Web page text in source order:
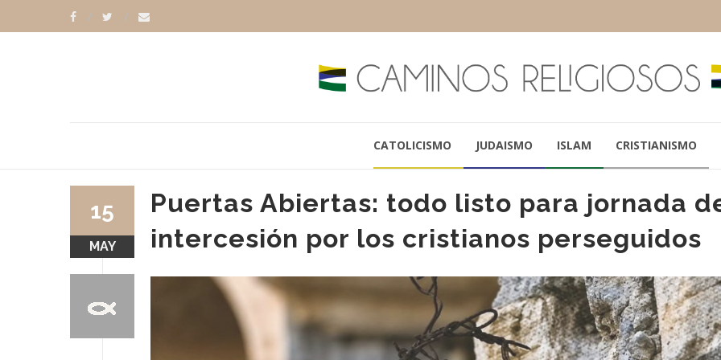
CATOLICISMO JUDAISMO ISLAM CRISTIANISMO
Puertas Abiertas: todo listo para jornada
intercesión por los cristianos perseguidos
15
MAY